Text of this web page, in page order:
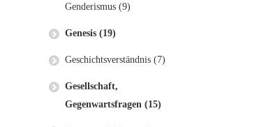
Genderismus (9)
Genesis (19)
Geschichtsverständnis (7)
Gesellschaft,
Gegenwartsfragen (15)